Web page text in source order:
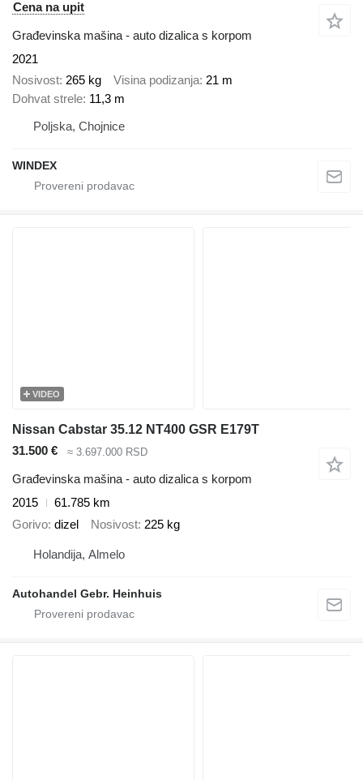
Cena na upit
Građevinska mašina - auto dizalica s korpom
2021
Nosivost 265 kg Visina podizanja 21 m
Dohvat strele 11,3 m
Poljska, Chojnice
WINDEX
VIDEO
Nissan Cabstar 35.12 NT400 GSR E179T
31.500 €
≈ 3.697.000 RSD
Građevinska mašina - auto dizalica s korpom
2015
61.785 km
Gorivo dizel Nosivost 225 kg
Holandija, Almelo
Autohandel Gebr. Heinhuis